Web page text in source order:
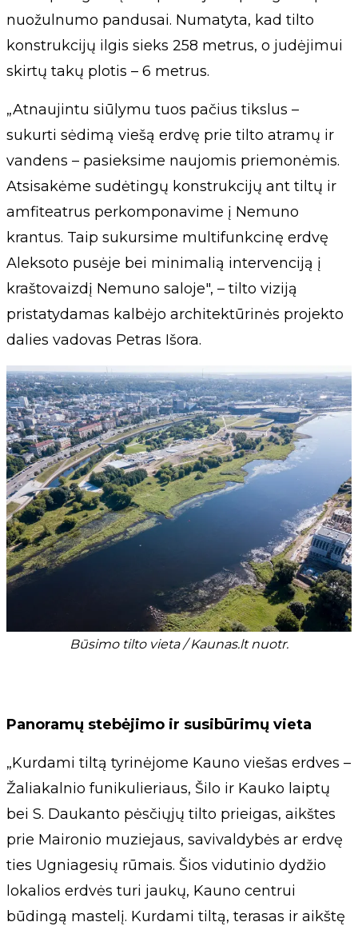
nuožulnumo pandusai. Numatyta, kad tilto
konstrukcijų ilgis sieks 258 metrus, o judėjimui
skirtų takų plotis – 6 metrus.
„Atnaujintu siūlymu tuos pačius tikslus –
sukurti sėdimą viešą erdvę prie tilto atramų ir
vandens – pasieksime naujomis priemonėmis.
Atsisakėme sudėtingų konstrukcijų ant tiltų ir
amfiteatrus perkomponavime į Nemuno
krantus. Taip sukursime multifunkcinę erdvę
Aleksoto pusėje bei minimalią intervenciją į
kraštovaizdį Nemuno saloje", – tilto viziją
pristatydamas kalbėjo architektūrinės projekto
dalies vadovas Petras Išora.
Būsimo tilto vieta / Kaunas.lt nuotr.
Panoramų stebėjimo ir susibūrimų vieta
„Kurdami tiltą tyrinėjome Kauno viešas erdves –
Žaliakalnio funikulieriaus, Šilo ir Kauko laiptų
bei S. Daukanto pėsčiųjų tilto prieigas, aikštes
prie Maironio muziejaus, savivaldybės ar erdvę
ties Ugniagesių rūmais. Šios vidutinio dydžio
lokalios erdvės turi jaukų, Kauno centrui
būdingą mastelį. Kurdami tiltą, terasas ir aikštę